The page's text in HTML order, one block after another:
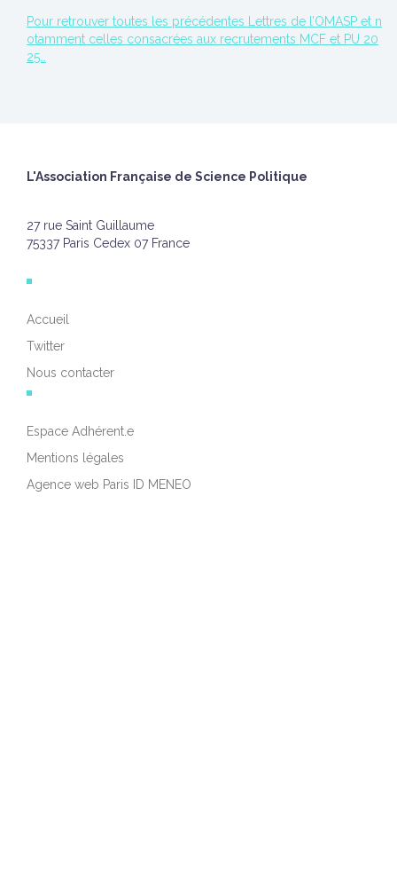
Pour retrouver toutes les précédentes Lettres de l’OMASP et n
otamment celles consacrées aux recrutements MCF et PU 20
25…
L'Association Française de Science Politique
27 rue Saint Guillaume
75337 Paris Cedex 07 France
Accueil
Twitter
Nous contacter
Espace Adhérent.e
Mentions légales
Agence web Paris ID MENEO